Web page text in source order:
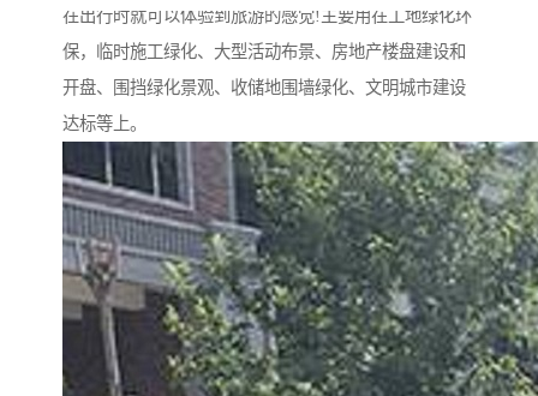
在出行时就可以体验到旅游的感觉!主要用在工地绿化环
保，临时施工绿化、大型活动布景、房地产楼盘建设和
开盘、围挡绿化景观、收储地围墙绿化、文明城市建设
达标等上。